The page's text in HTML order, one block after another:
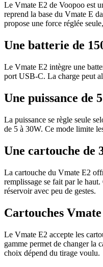
Le Vmate E2 de Voopoo est
reprend la base du Vmate E
propose une force réglée
Une batterie de
Le Vmate E2 intègre une
port USB-C. La charge peut
Une puissance de
La puissance se règle seule
de 5 à 30W. Ce mode limite
Une cartouche de
La cartouche du Vmate E2
remplissage se fait par le
réservoir avec peu de gestes.
Cartouches
Le Vmate E2 accepte les
gamme permet de changer la
choix dépend du tirage voulu.